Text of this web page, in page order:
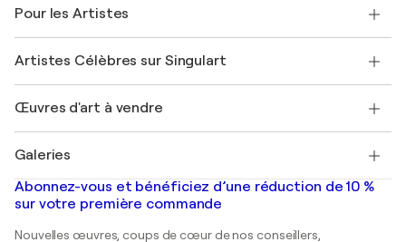
Offrir une carte cadeau
Rejoignez notre programme commercial
Mon compte
+33 1 76 44 06 42
FAQ
Magazine Singulart
Emplois
Découvrez une sélection d'art original
Pour les Artistes
Se connecter en tant qu'Artiste
Artistes Célèbres sur Singulart
Marc Chagall
Banksy
Mr. Brainwash
Shepard Fairey
Œuvres d'art à vendre
Tableaux abstraits à vendre
Peintures de paysage
Estampes
Galeries
Galeries d'art en France
Galeries d'art en Belgique
Abonnez-vous et bénéficiez d’une réduction de 10 %
sur votre première commande
Nouvelles œuvres, coups de cœur de nos conseillers,